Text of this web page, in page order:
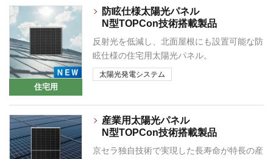
住宅用
防眩仕様太陽光パネル
N型TOPCon技術搭載製品
反射光を低減し、北面屋根にも設置可能な防
眩仕様の住宅用太陽光パネル。
太陽光発電システム
産業用太陽光パネル
N型TOPCon技術搭載製品
京セラ独自技術で実現した長寿命が特長の産